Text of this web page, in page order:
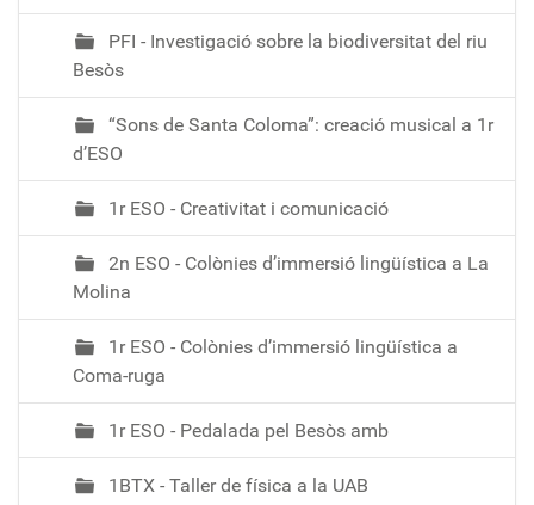
PFI - Investigació sobre la biodiversitat del riu
Besòs
“Sons de Santa Coloma”: creació musical a 1r
d’ESO
1r ESO - Creativitat i comunicació
2n ESO - Colònies d’immersió lingüística a La
Molina
1r ESO - Colònies d’immersió lingüística a
Coma-ruga
1r ESO - Pedalada pel Besòs amb
1BTX - Taller de física a la UAB